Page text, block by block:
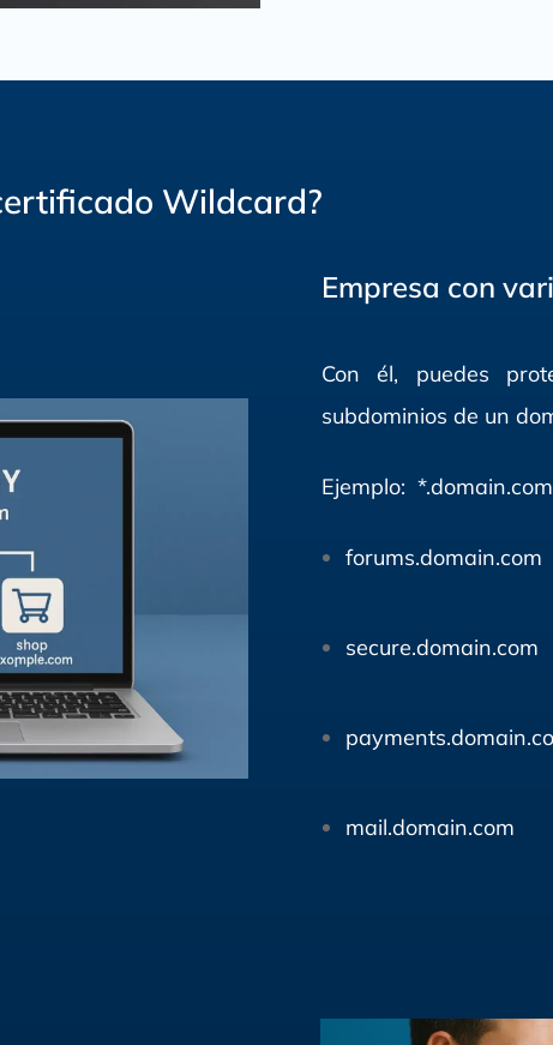
Wildcard?
Empresa con
Con él, puedes
subdominios de un
Ejemplo: *.domain.com
forums.domain.com
secure.domain.com
p
mail.domain.com